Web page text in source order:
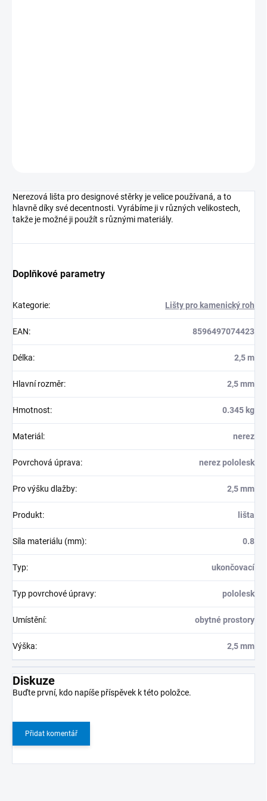
Nerezová lišta pro designové stěrky je velice používaná, a to
hlavně díky své decentnosti. Vyrábíme ji v různých velikostech,
takže je možné ji použít s různými materiály.
Doplňkové parametry
Kategorie: Lišty pro kamenický roh
EAN: 8596497074423
Délka: 2,5 m
Hlavní rozměr: 2,5 mm
Hmotnost: 0.345 kg
Materiál : nerez
Povrchová úprava: nerez pololesk
Pro výšku dlažby: 2,5 mm
Produkt: lišta
Síla materiálu (mm): 0.8
Typ: ukončovací
Typ povrchové úpravy: pololesk
Umístění: obytné prostory
Výška: 2,5 mm
Diskuze
Buďte první, kdo napíše příspěvek k této položce.
Přidat komentář